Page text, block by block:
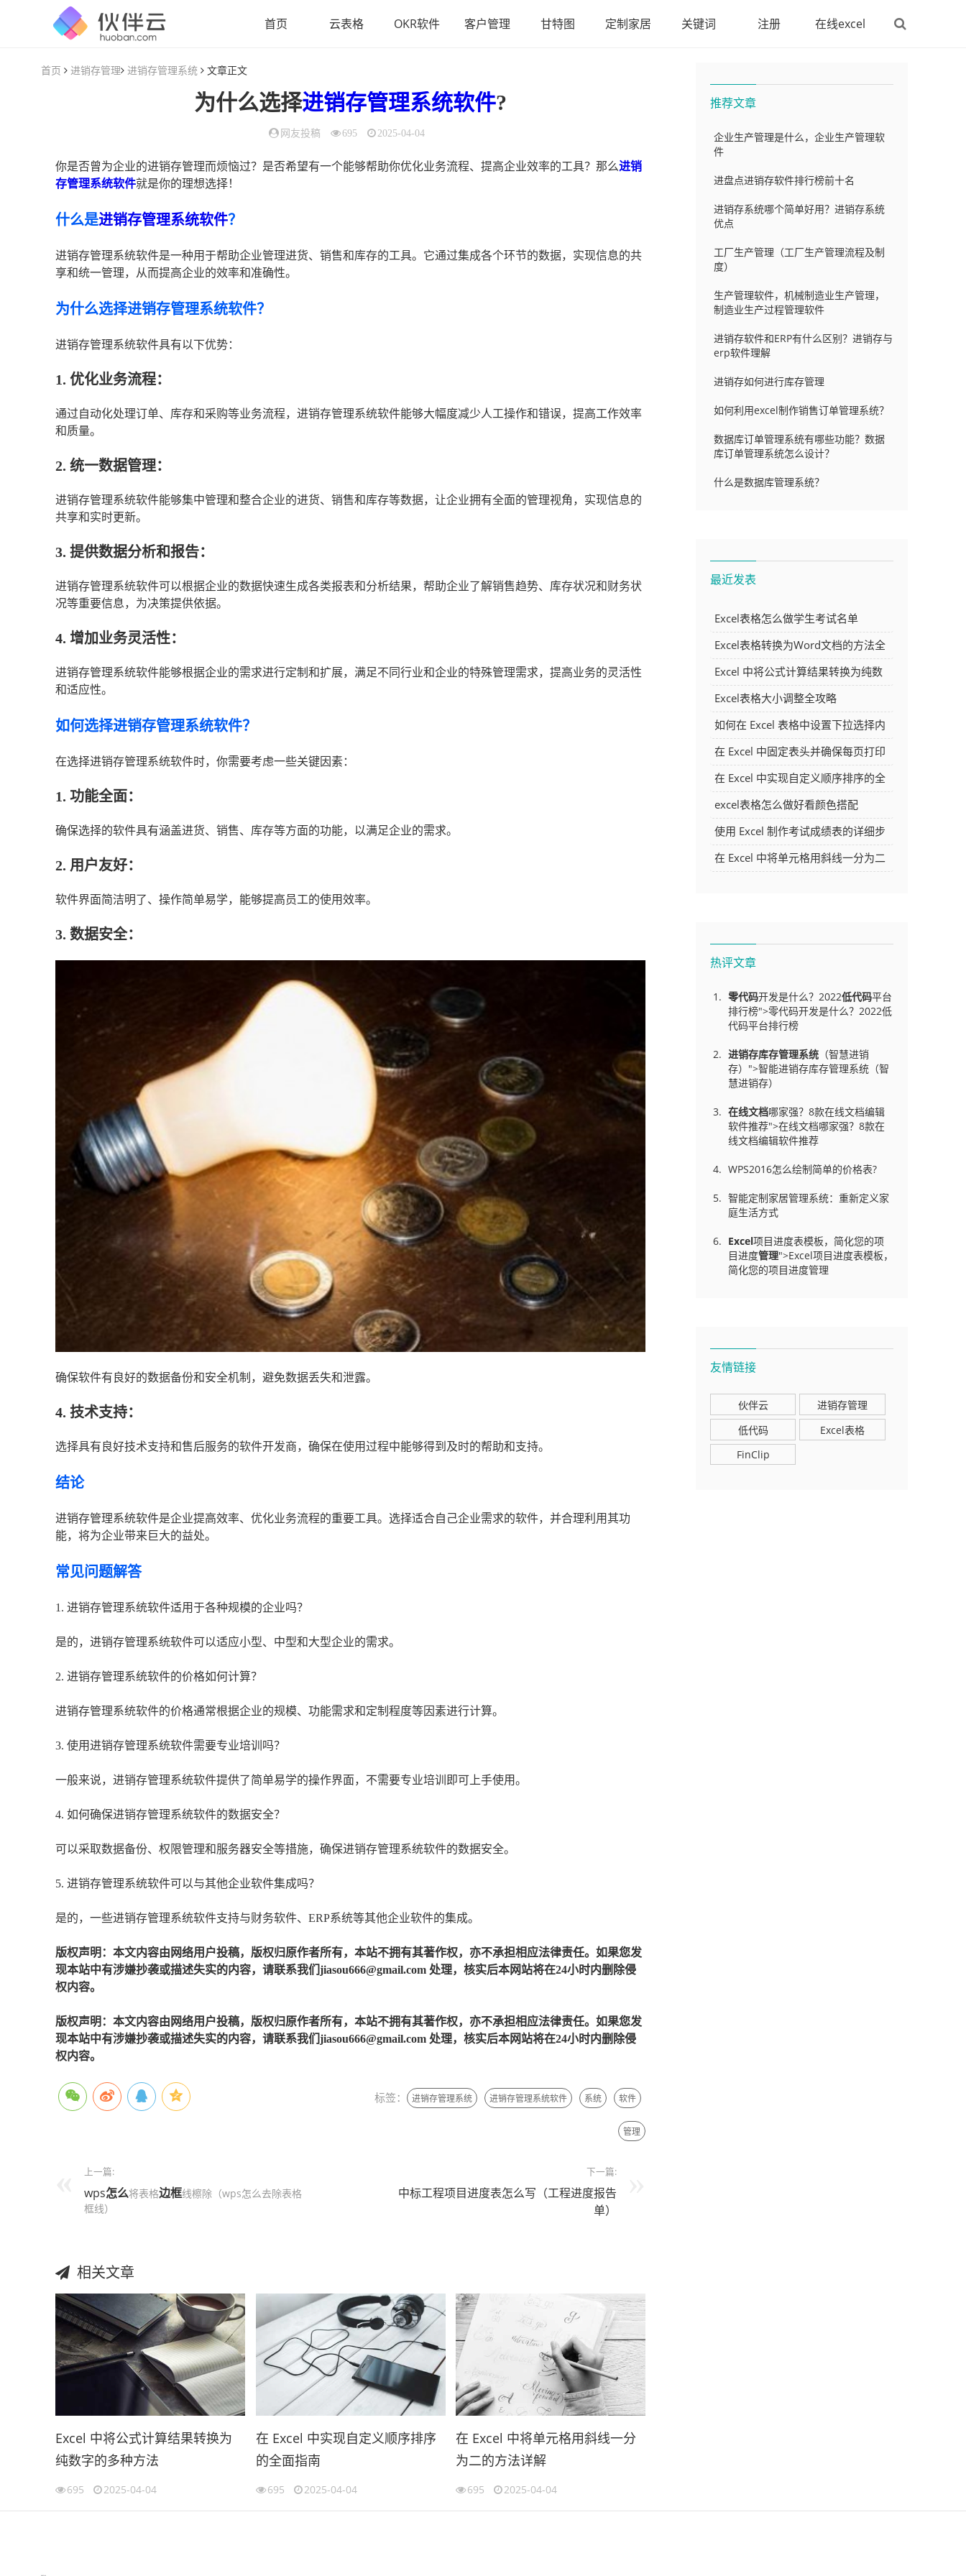
首页 云表格 OKR软件 客户管理 甘特图 定制家居 关键词 注册 在线excel
首页 进销存管理 进销存管理系统 文章正文
为什么选择进销存管理系统软件?
网友投稿 695 2025-04-04
你是否曾为企业的进销存管理而烦恼过？是否希望有一个能够帮助你优化业务流程、提高企业效率的工具？那么进销
存管理系统软件就是你的理想选择！
什么是进销存管理系统软件？
进销存管理系统软件是一种用于帮助企业管理进货、销售和库存的工具。它通过集成各个环节的数据，实现信息的共
享和统一管理，从而提高企业的效率和准确性。
为什么选择进销存管理系统软件？
进销存管理系统软件具有以下优势：
1. 优化业务流程：
通过自动化处理订单、库存和采购等业务流程，进销存管理系统软件能够大幅度减少人工操作和错误，提高工作效率
和质量。
2. 统一数据管理：
进销存管理系统软件能够集中管理和整合企业的进货、销售和库存等数据，让企业拥有全面的管理视角，实现信息的
共享和实时更新。
3. 提供数据分析和报告：
进销存管理系统软件可以根据企业的数据快速生成各类报表和分析结果，帮助企业了解销售趋势、库存状况和财务状
况等重要信息，为决策提供依据。
4. 增加业务灵活性：
进销存管理系统软件能够根据企业的需求进行定制和扩展，满足不同行业和企业的特殊管理需求，提高业务的灵活性
和适应性。
如何选择进销存管理系统软件？
在选择进销存管理系统软件时，你需要考虑一些关键因素：
1. 功能全面：
确保选择的软件具有涵盖进货、销售、库存等方面的功能，以满足企业的需求。
2. 用户友好：
软件界面简洁明了、操作简单易学，能够提高员工的使用效率。
3. 数据安全：
确保软件有良好的数据备份和安全机制，避免数据丢失和泄露。
4. 技术支持：
选择具有良好技术支持和售后服务的软件开发商，确保在使用过程中能够得到及时的帮助和支持。
结论
进销存管理系统软件是企业提高效率、优化业务流程的重要工具。选择适合自己企业需求的软件，并合理利用其功
能，将为企业带来巨大的益处。
常见问题解答
1. 进销存管理系统软件适用于各种规模的企业吗？
是的，进销存管理系统软件可以适应小型、中型和大型企业的需求。
2. 进销存管理系统软件的价格如何计算？
进销存管理系统软件的价格通常根据企业的规模、功能需求和定制程度等因素进行计算。
3. 使用进销存管理系统软件需要专业培训吗？
一般来说，进销存管理系统软件提供了简单易学的操作界面，不需要专业培训即可上手使用。
4. 如何确保进销存管理系统软件的数据安全？
可以采取数据备份、权限管理和服务器安全等措施，确保进销存管理系统软件的数据安全。
5. 进销存管理系统软件可以与其他企业软件集成吗？
是的，一些进销存管理系统软件支持与财务软件、ERP系统等其他企业软件的集成。
版权声明：本文内容由网络用户投稿，版权归原作者所有，本站不拥有其著作权，亦不承担相应法律责任。如果您发
现本站中有涉嫌抄袭或描述失实的内容，请联系我们jiasou666@gmail.com 处理，核实后本网站将在24小时内删除侵
权内容。
版权声明：本文内容由网络用户投稿，版权归原作者所有，本站不拥有其著作权，亦不承担相应法律责任。如果您发
现本站中有涉嫌抄袭或描述失实的内容，请联系我们jiasou666@gmail.com 处理，核实后本网站将在24小时内删除侵
权内容。
标签： 进销存管理系统 进销存管理系统软件 系统 软件
管理
上一篇:
wps怎么将表格边框线檫除（wps怎么去除表格
框线）
下一篇:
中标工程项目进度表怎么写（工程进度报告
单）
相关文章
Excel 中将公式计算结果转换为
纯数字的多种方法
695 2025-04-04
在 Excel 中实现自定义顺序排序
的全面指南
695 2025-04-04
在 Excel 中将单元格用斜线一分
为二的方法详解
695 2025-04-04
推荐文章
企业生产管理是什么，企业生产管理软
件
进盘点进销存软件排行榜前十名
进销存系统哪个简单好用？进销存系统
优点
工厂生产管理（工厂生产管理流程及制
度）
生产管理软件，机械制造业生产管理，
制造业生产过程管理软件
进销存软件和ERP有什么区别？进销存与
erp软件理解
进销存如何进行库存管理
如何利用excel制作销售订单管理系统？
数据库订单管理系统有哪些功能？数据
库订单管理系统怎么设计？
什么是数据库管理系统？
最近发表
Excel表格怎么做学生考试名单
Excel表格转换为Word文档的方法全
解析
Excel 中将公式计算结果转换为纯数
字的多种方法
Excel表格大小调整全攻略
如何在 Excel 表格中设置下拉选择内
容
在 Excel 中固定表头并确保每页打印
时都显示表头的方法详解
在 Excel 中实现自定义顺序排序的全
面指南
excel表格怎么做好看颜色搭配
使用 Excel 制作考试成绩表的详细步
骤及技巧
在 Excel 中将单元格用斜线一分为二
热评文章
零代码开发是什么？2022低代码平台
排行榜">零代码开发是什么？2022低
代码平台排行榜
进销存库存管理系统 （智慧进销
存）">智能进销存库存管理系统（智
慧进销存）
在线文档哪家强？8款在线文档编辑
软件推荐">在线文档哪家强？8款在
线文档编辑软件推荐
WPS2016怎么绘制简单的价格表?
智能定制家居管理系统：重新定义家
庭生活方式
Excel项目进度表模板，简化您的项
目进度管理">Excel项目进度表模板，
简化您的项目进度管理
友情链接
伙伴云
进销存管理
低代码
Excel表格
FinClip